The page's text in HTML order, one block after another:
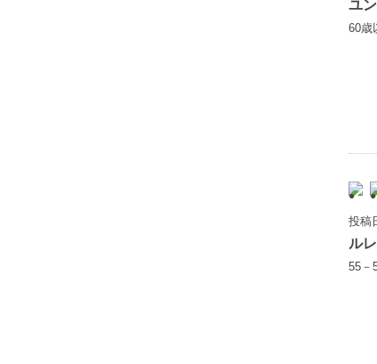
ユ
60歳
投稿
ル
55－